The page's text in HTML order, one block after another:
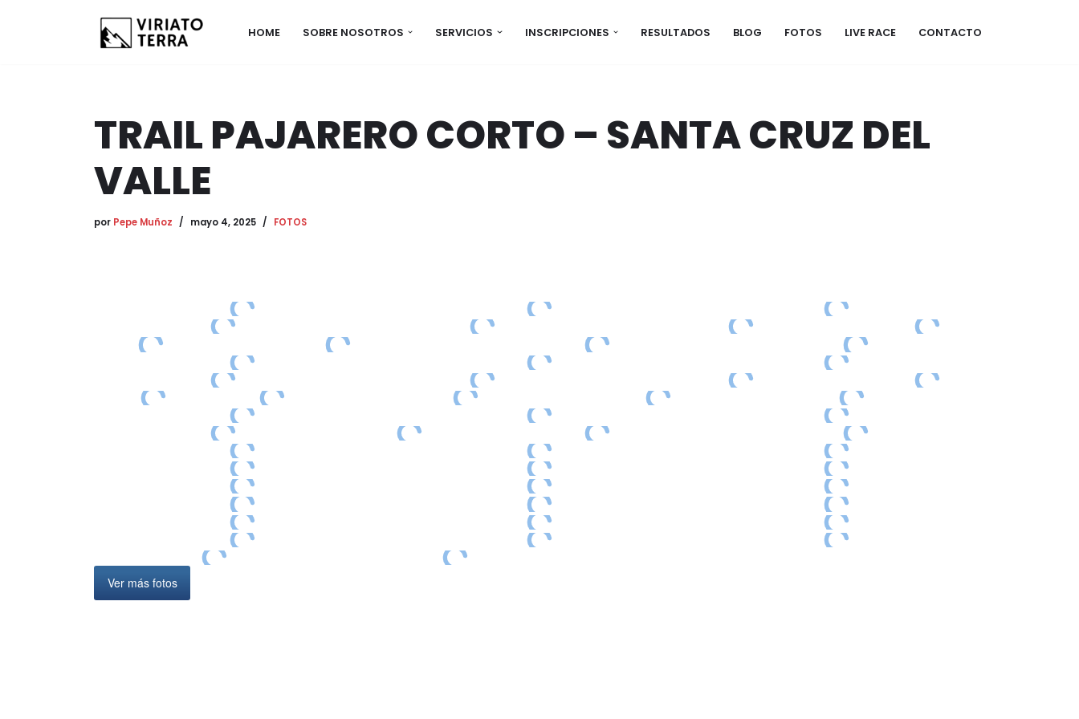
HOME SOBRE NOSOTROS SERVICIOS INSCRIPCIONES RESULTADOS BLOG FOTOS LIVE RACE CONTACTO
TRAIL PAJARERO CORTO – SANTA CRUZ DEL
VALLE
por Pepe Muñoz mayo 4, 2025 FOTOS
Ver más fotos